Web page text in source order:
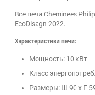
Все печи Cheminees
EcoDisagn 2022.
Характеристики печи:
Мощность: 10 кВт
Класс
Размеры: Ш 90 x Г